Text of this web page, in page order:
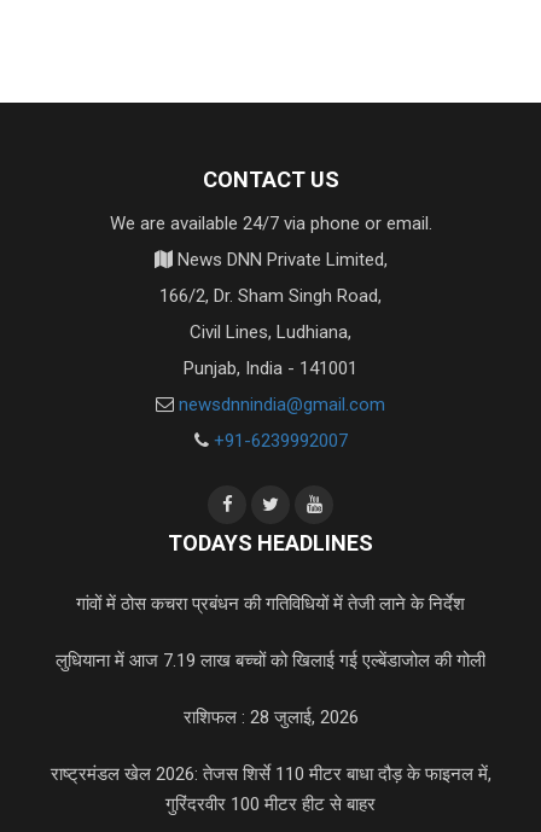
CONTACT US
We are available 24/7 via phone or email.
News DNN Private Limited,
166/2, Dr. Sham Singh Road,
Civil Lines, Ludhiana,
Punjab, India - 141001
newsdnnindia@gmail.com
+91-6239992007
TODAYS HEADLINES
गांवों में ठोस कचरा प्रबंधन की गतिविधियों में तेजी लाने के निर्देश
लुधियाना में आज 7.19 लाख बच्चों को खिलाई गई एल्बेंडाजोल की गोली
राशिफल : 28 जुलाई, 2026
राष्ट्रमंडल खेल 2026: तेजस शिर्से 110 मीटर बाधा दौड़ के फाइनल में,
गुरिंदरवीर 100 मीटर हीट से बाहर